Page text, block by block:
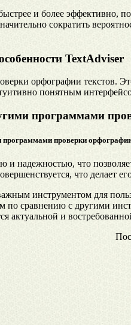
и более эффективно,
сократить
TextAdviser
орфографии текстов.
понятным
программами
программами проверки
надежностью, что
что
инструментом для
сравнению с другими
актуальной и